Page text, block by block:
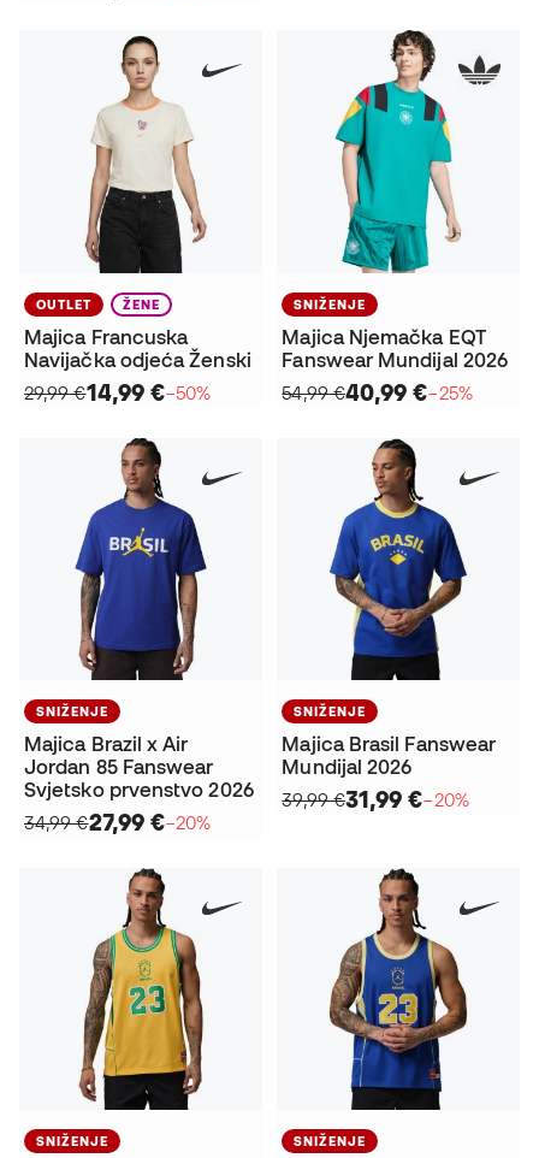
OUTLET ŽENE
Majica Francuska
Navijačka odjeća Ženski
29,99 €14,99 €−50%
SNIŽENJE
Majica Njemačka EQT
Fanswear Mundijal 2026
54,99 €40,99 €−25%
SNIŽENJE
Majica Brazil x Air
Jordan 85 Fanswear
Svjetsko prvenstvo 2026
34,99 €27,99 €−20%
SNIŽENJE
Majica Brasil Fanswear
Mundijal 2026
39,99 €31,99 €−20%
SNIŽENJE SNIŽENJE